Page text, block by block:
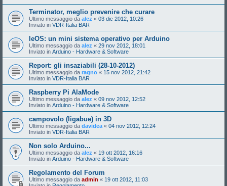
Terminator, meglio prevenire che curare
Ultimo messaggio da alez « 03 dic 2012, 10:26
Inviato in VDR-Italia BAR
leOS: un mini sistema operativo per Arduino
Ultimo messaggio da alez « 29 nov 2012, 18:01
Inviato in Arduino - Hardware & Software
Report: gli insaziabili (28-10-2012)
Ultimo messaggio da ragno « 15 nov 2012, 21:42
Inviato in VDR-Italia BAR
Raspberry Pi AlaMode
Ultimo messaggio da alez « 09 nov 2012, 12:52
Inviato in Arduino - Hardware & Software
campovolo (ligabue) in 3D
Ultimo messaggio da davidea « 04 nov 2012, 12:24
Inviato in VDR-Italia BAR
Non solo Arduino...
Ultimo messaggio da alez « 19 ott 2012, 16:16
Inviato in Arduino - Hardware & Software
Regolamento del Forum
Ultimo messaggio da admin « 19 ott 2012, 11:03